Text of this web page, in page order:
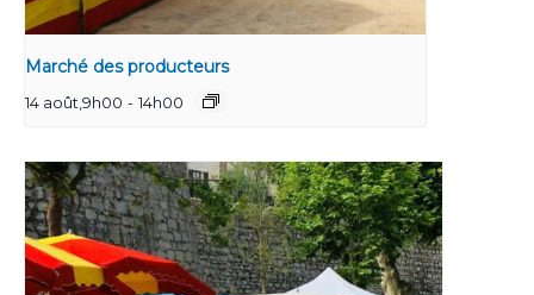
Marché des producteurs
14 août,9h00 - 14h00